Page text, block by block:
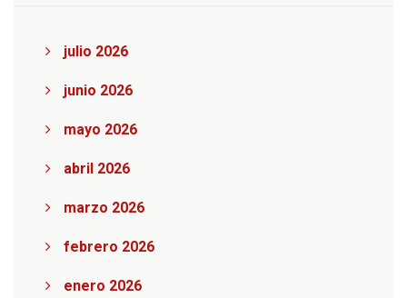
julio 2026
junio 2026
mayo 2026
abril 2026
marzo 2026
febrero 2026
enero 2026